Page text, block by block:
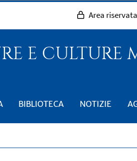
Area riservata
E CULTURE
BIBLIOTECA NOTIZIE